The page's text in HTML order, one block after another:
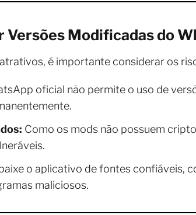
Versões Modificadas do
é importante considerar os
oficial não permite o uso de
Como os mods não possuem
o aplicativo de fontes confiáveis,
maliciosos.